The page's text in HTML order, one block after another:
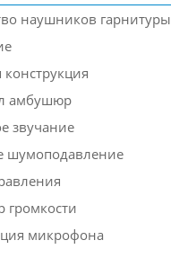
наушников гарнитуры
конструкция
амбушюр
звучание
шумоподавление
громкости
микрофона